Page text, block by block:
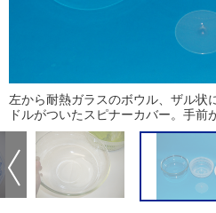
左から耐熱ガラスのボウル、ザル状
ドルがついたスピナーカバー。手前